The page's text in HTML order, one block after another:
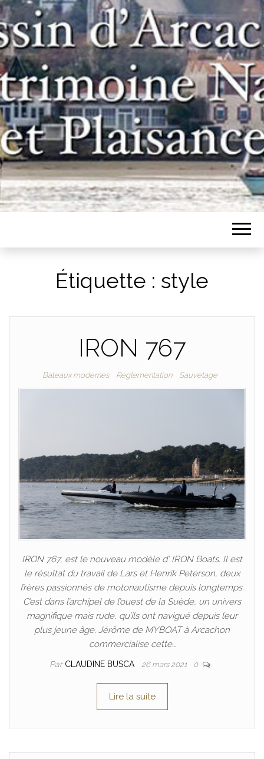
BASSIN
D'ARCACHON,
PATRIMOINE
NAVAL ET
PLAISANCE
Un site pour les inconditionnels des
bateaux et de l'histoire du bassin
d'Arcachon
Étiquette : style
IRON 767
Bateaux modernes Règlementation Sauvetage
IRON 767, est le nouveau modèle d’ IRON Boats. Il est
le résultat du travail de Lars et Henrik Peterson, deux
frères passionnés de motonautisme depuis longtemps.
C’est dans l’archipel de l’ouest de la Suède, un univers
magnifique mais rude, qu’ils ont navigué depuis leur
plus jeune âge. Jérôme de MYBOAT à Arcachon
commercialise cette…
Par CLAUDINE BUSCA 26 mars 2021 0
Lire la suite